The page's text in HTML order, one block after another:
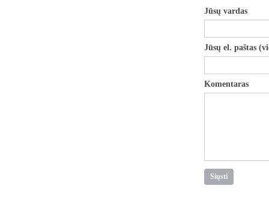
Jūsų vardas
Jūsų el. paštas
Komentaras